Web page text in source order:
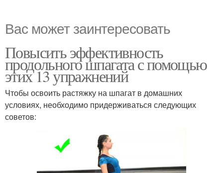
Вас может заинтересовать
Повысить эффективность
продольного шпагата с помощью
этих 13 упражнений
Чтобы освоить растяжку на шпагат в домашних
условиях, необходимо придерживаться следующих
советов: